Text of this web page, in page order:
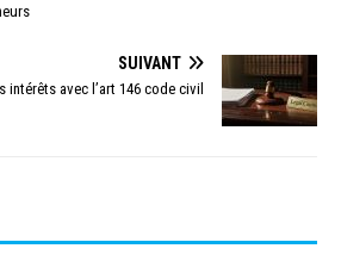
SUIVANT
intérêts avec l’art 146 code civil